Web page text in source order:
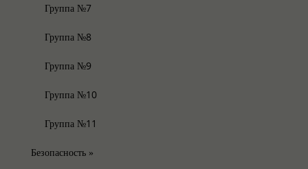
Группа №7
Группа №8
Группа №9
Группа №10
Группа №11
Безопасность»